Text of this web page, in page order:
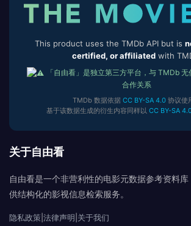
This product uses the TMDb API but is
certified, or affiliatedwith
「自由看」是独立第三方平台，与 TMDb
合作关系
TMDb 数据依据 CC BY-SA 4.0协议使
基于该数据生成的衍生内容同样以 CC BY-SA
关于自由看
自由看是一个非营利性的电影元数据参考资料
供结构化的影视信息检索服务。
隐私政策 法律声明 关于我们